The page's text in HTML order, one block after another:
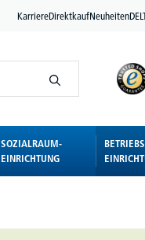
KarriereDirektkaufNeuheiten
SOZIALRAUM-
EINRICHTUNG